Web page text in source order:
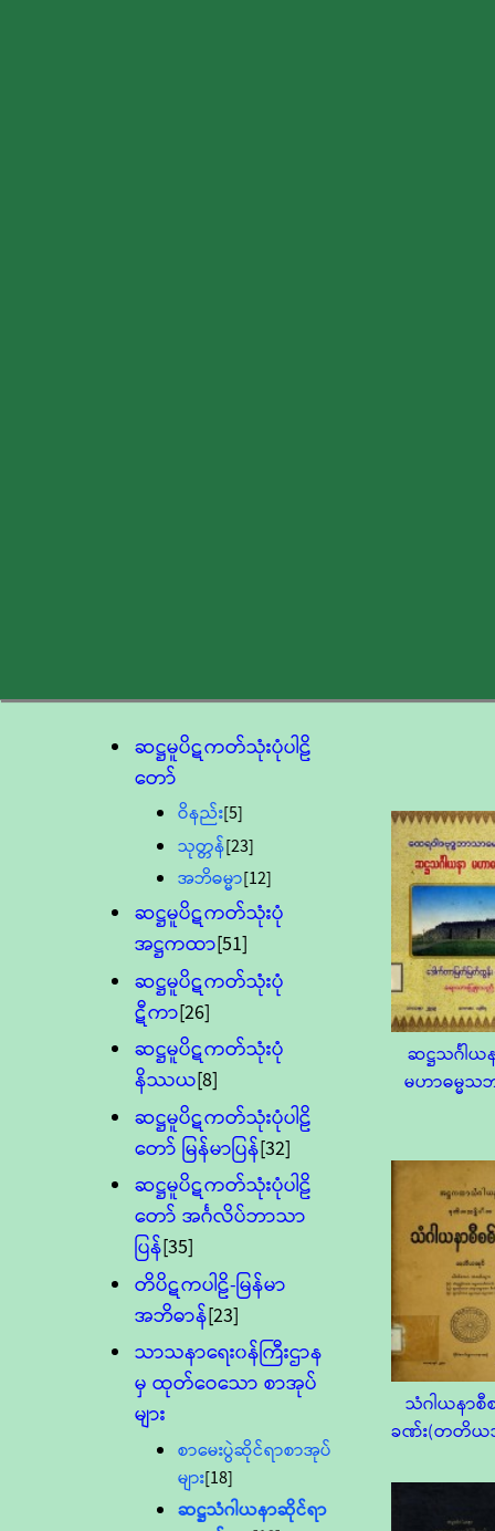
ဆဋ္ဌမူပိဋကတ်သုံးပုံပါဠိ
တော်
ဝိနည်း[5]
သုတ္တန်[23]
အဘိဓမ္မာ[12]
ဆဋ္ဌမူပိဋကတ်သုံးပုံ
အဋ္ဌကထာ[51]
ဆဋ္ဌမူပိဋကတ်သုံးပုံ
ဋီကာ[26]
ဆဋ္ဌမူပိဋကတ်သုံးပုံ
နိဿယ[8]
ဆဋ္ဌမူပိဋကတ်သုံးပုံပါဠိ
တော် မြန်မာပြန်[32]
ဆဋ္ဌမူပိဋကတ်သုံးပုံပါဠိ
တော် အင်္ဂလိပ်ဘာသာ
ပြန်[35]
တိပိဋကပါဠိ-မြန်မာ
အဘိဓာန်[23]
သာသနာရေး၀န်ကြီးဌာန
မှ ထုတ်ဝေသော စာအုပ်
များ
စာမေးပွဲဆိုင်ရာစာအုပ်
များ[18]
ဆဋ္ဌသံဂါယနာဆိုင်ရာ
ဆဋ္ဌသင်္ဂါယ
မဟာဓမ္မသ
သံဂါယနာစီ
ခဏ်း(တတိယ